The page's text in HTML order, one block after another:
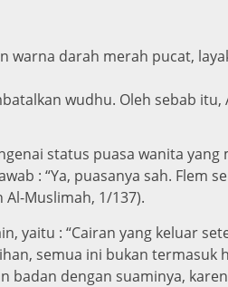
warna darah merah pucat,
wudhu. Oleh sebab
status puasa wanita yang
: “Ya, puasanya sah. Flem
Al-Muslimah, 1/137).
yaitu : “Cairan yang keluar
semua ini bukan termasuk
dengan suaminya,